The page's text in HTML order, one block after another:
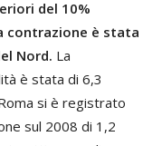
del 10%
contrazione è stata
Nord. La
è stata di 6,3
si è registrato
sul 2008 di 1,2